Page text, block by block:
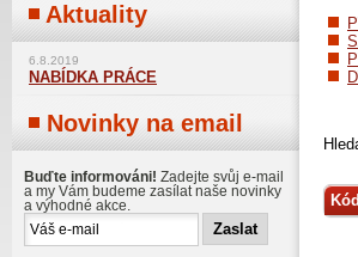
Kód
Aktuality
6.8.2019
NABÍDKA PRÁCE
Novinky na email
Buďte informováni! Zadejte svůj e-mail
a my Vám budeme zasílat naše novinky
a výhodné akce.